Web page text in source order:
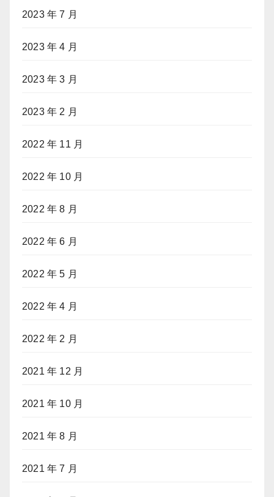
2023 年 7 月
2023 年 4 月
2023 年 3 月
2023 年 2 月
2022 年 11 月
2022 年 10 月
2022 年 8 月
2022 年 6 月
2022 年 5 月
2022 年 4 月
2022 年 2 月
2021 年 12 月
2021 年 10 月
2021 年 8 月
2021 年 7 月